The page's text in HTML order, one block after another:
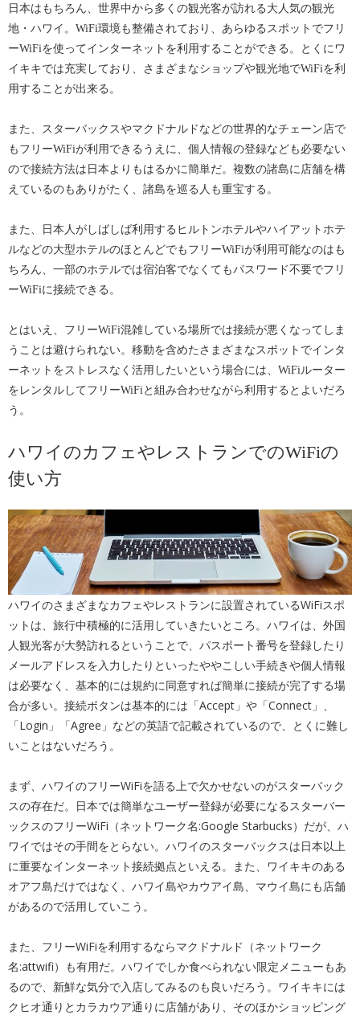
日本はもちろん、世界中から多くの観光客が訪れる大人気の観光
地・ハワイ。WiFi環境も整備されており、あらゆるスポットでフリ
ーWiFiを使ってインターネットを利用することができる。とくにワ
イキキでは充実しており、さまざまなショップや観光地でWiFiを利
用することが出来る。
また、スターバックスやマクドナルドなどの世界的なチェーン店で
もフリーWiFiが利用できるうえに、個人情報の登録なども必要ない
ので接続方法は日本よりもはるかに簡単だ。複数の諸島に店舗を構
えているのもありがたく、諸島を巡る人も重宝する。
また、日本人がしばしば利用するヒルトンホテルやハイアットホテ
ルなどの大型ホテルのほとんどでもフリーWiFiが利用可能なのはも
ちろん、一部のホテルでは宿泊客でなくてもパスワード不要でフリ
ーWiFiに接続できる。
とはいえ、フリーWiFi混雑している場所では接続が悪くなってしま
うことは避けられない。移動を含めたさまざまなスポットでインタ
ーネットをストレスなく活用したいという場合には、WiFiルーター
をレンタルしてフリーWiFiと組み合わせながら利用するとよいだろ
う。
ハワイのカフェやレストランでのWiFiの
使い方
ハワイのさまざまなカフェやレストランに設置されているWiFiスポ
ットは、旅行中積極的に活用していきたいところ。ハワイは、外国
人観光客が大勢訪れるということで、パスポート番号を登録したり
メールアドレスを入力したりといったややこしい手続きや個人情報
は必要なく、基本的には規約に同意すれば簡単に接続が完了する場
合が多い。接続ボタンは基本的には「Accept」や「Connect」、
「Login」「Agree」などの英語で記載されているので、とくに難し
いことはないだろう。
まず、ハワイのフリーWiFiを語る上で欠かせないのがスターバック
スの存在だ。日本では簡単なユーザー登録が必要になるスターバー
ックスのフリーWiFi（ネットワーク名:Google Starbucks）だが、ハ
ワイではその手間をとらない。ハワイのスターバックスは日本以上
に重要なインターネット接続拠点といえる。また、ワイキキのある
オアフ島だけではなく、ハワイ島やカウアイ島、マウイ島にも店舗
があるので活用していこう。
また、フリーWiFiを利用するならマクドナルド（ネットワーク
名:attwifi）も有用だ。ハワイでしか食べられない限定メニューもあ
るので、新鮮な気分で入店してみるのも良いだろう。ワイキキには
クヒオ通りとカラカウア通りに店舗があり、そのほかショッピング